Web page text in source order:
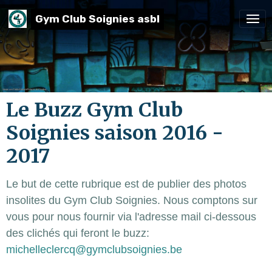
Gym Club Soignies asbl
Le Buzz Gym Club
Soignies saison 2016 -
2017
Le but de cette rubrique est de publier des photos
insolites du Gym Club Soignies. Nous comptons sur
vous pour nous fournir via l'adresse mail ci-dessous
des clichés qui feront le buzz:
michelleclercq@gymclubsoignies.be